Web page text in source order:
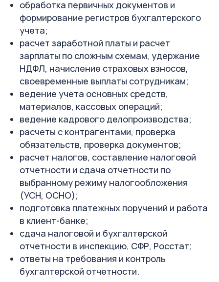
обработка первичных документов и
формирование регистров бухгалтерского
учета;
расчет заработной платы и расчет
зарплаты по сложным схемам, удержание
НДФЛ, начисление страховых взносов,
своевременные выплаты сотрудникам;
ведение учета основных средств,
материалов, кассовых операций;
ведение кадрового делопроизводства;
расчеты с контрагентами, проверка
обязательств, проверка документов;
расчет налогов, составление налоговой
отчетности и сдача отчетности по
выбранному режиму налогообложения
(УСН, ОСНО);
подготовка платежных поручений и работа
в клиент-банке;
сдача налоговой и бухгалтерской
отчетности в инспекцию, СФР, Росстат;
ответы на требования и контроль
бухгалтерской отчетности.